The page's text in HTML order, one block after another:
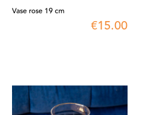
Vase rose 19 cm
€15.00